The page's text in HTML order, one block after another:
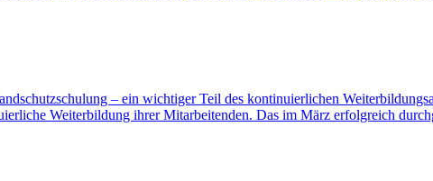
– ein wichtiger Teil des kontinuierlichen
Weiterbildung ihrer Mitarbeitenden. Das im März erfolgreich